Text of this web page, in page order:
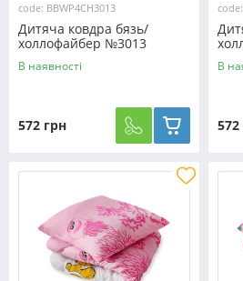
code: BBWP4CH3013
Дитяча ковдра бязь/
холлофайбер №3013
В наявності
572 грн
В
572